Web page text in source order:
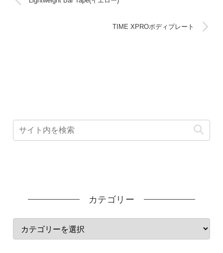
TIME XPROボディプレート
カテゴリー